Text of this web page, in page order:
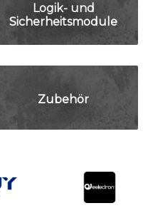
Logik- und
Sicherheitsmodule
Zubehör